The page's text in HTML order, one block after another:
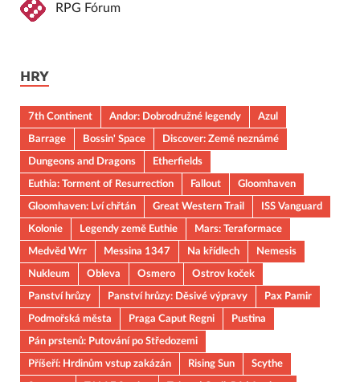
RPG Fórum
HRY
7th Continent Andor: Dobrodružné legendy
Azul
Barrage
Bossin' Space
Discover: Země neznámé
Dungeons and Dragons
Etherfields
Euthia: Torment of Resurrection
Fallout
Gloomhaven
Gloomhaven: Lví chřtán
Great Western Trail
ISS Vanguard
Kolonie
Legendy země Euthie
Mars: Teraformace
Medvěd Wrr
Messina 1347 Na křídlech
Nemesis
Nukleum
Obleva Osmero
Ostrov koček
Panství hrůzy
Panství hrůzy: Děsivé výpravy
Pax Pamir
Podmořská města
Praga Caput Regni
Pustina
Pán prstenů: Putování po Středozemi
Příšeří: Hrdinům vstup zakázán
Rising Sun
Scythe